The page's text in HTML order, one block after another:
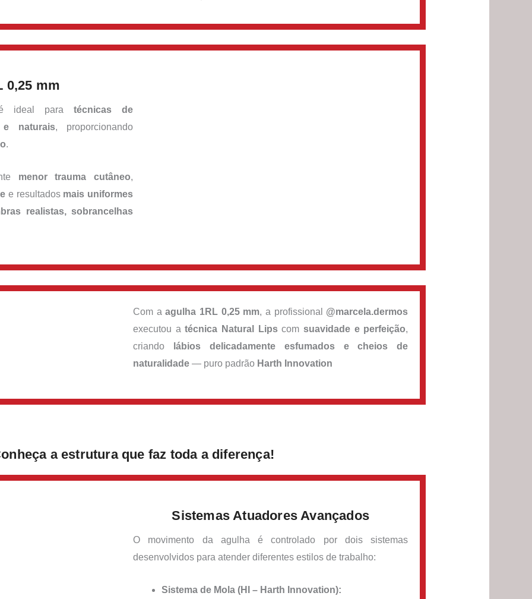
0,25 mm
ideal paratécnicas de
e naturais, proporcionando
.
menor trauma cutâneo,
e resultados mais uniformes
realistas, sobrancelhas
Com aagulha 1RL 0,25 mm, a profissional @marcela.dermos
executou atécnica Natural Lipscom suavidade e perfeição,
criando
lábios delicadamente esfumados e cheios de
naturalidade — puro padrão Harth Innovation
a estrutura que faz toda a diferença!
Sistemas Atuadores Avançados
O movimento da agulha é controlado por dois sistemas
desenvolvidos para atender diferentes estilos de trabalho:
Sistema de Mola (HI – Harth Innovation):